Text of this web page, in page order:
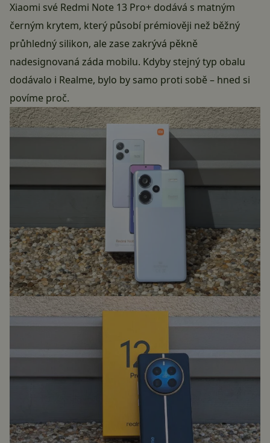
Xiaomi své Redmi Note 13 Pro+ dodává s matným
černým krytem, který působí prémiověji než běžný
průhledný silikon, ale zase zakrývá pěkně
nadesignovaná záda mobilu. Kdyby stejný typ obalu
dodávalo i Realme, bylo by samo proti sobě – hned si
povíme proč.